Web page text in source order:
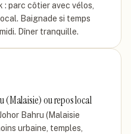
parc côtier avec vélos,
Baignade si temps
Dîner tranquille.
(Malaisie) ou repos local
Bahru (Malaisie
urbaine, temples,